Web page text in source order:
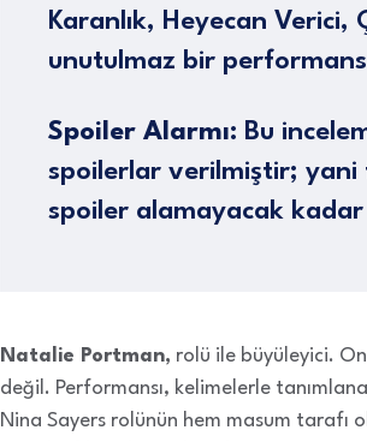
Karanlık, Heyecan Verici,
unutulmaz bir
Spoiler Alarmı: Bu
spoilerlar verilmiştir; yani
spoiler alamayacak
Natalie Portman, rolü ile büyüleyici.
değil. Performansı, kelimelerle
Nina Sayers rolünün hem masum tarafı